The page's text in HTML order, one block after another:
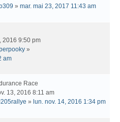
» mar. mai 23, 2017 11:43 am
2016 9:50 pm
»
am
Race
13, 2016 8:11 am
» lun. nov. 14, 2016 1:34 pm